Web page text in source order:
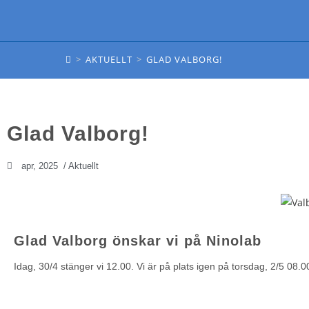
> AKTUELLT > GLAD VALBORG!
Glad Valborg!
apr, 2025 / Aktuellt
Glad Valborg önskar vi på Ninolab
Idag, 30/4 stänger vi 12.00. Vi är på plats igen på torsdag, 2/5